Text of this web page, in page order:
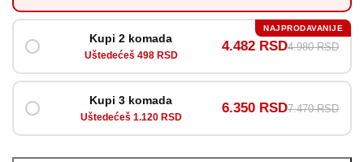
Kupi 2 komada
Uštedećeš 498 RSD
4.482 RSD4.980 RSD
NAJPRODAVANIJE
Kupi 3 komada
Uštedećeš 1.120 RSD
6.350 RSD7.470 RSD